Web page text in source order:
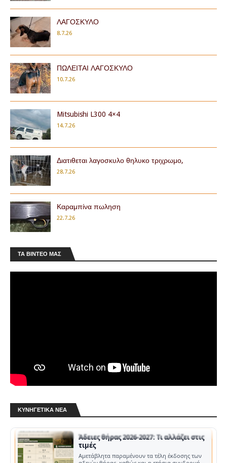
ΛΑΓΟΣΚΥΛΟ
8.7.26
ΠΩΛΕΙΤΑΙ ΛΑΓΟΣΚΥΛΟ
10.7.26
Mitsubishi L300 4×4
14.7.26
Διατιθεται λαγοσκυλο θηλυκο τριχρωμο,
28.7.26
Καραμπίνα πωληση
22.7.26
ΤΑ ΒΊΝΤΕΟ ΜΑΣ
ΚΥΝΗΓΕΤΙΚΆ ΝΈΑ
Ενόψει της έναρξης της κυνηγετικής περιόδου
2026-2027, ο Πρόεδρος της Κυνηγετικής
αδειών θήρας, καθώς και η ετήσια συνδρομή
Ρυθμίσεις θήρας για την κυνηγετική
περίοδο 2026 - 2027
Ρυθμίσεις θήρας για την κυνηγετική περίοδο
2026 - 2027. Ο ΥΠΟΥΡΓΟΣ ΠΕΡΙΒΑΛΛΟΝΤΟΣ ΚΑΙ